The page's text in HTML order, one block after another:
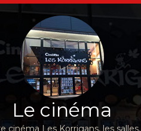
Le cinéma
cinéma Les Korrigans, les salles,